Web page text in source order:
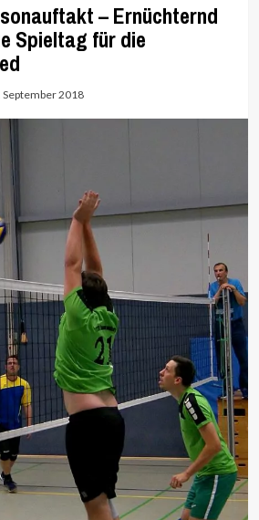
– Ernüchternd
Spieltag für die
September 2018